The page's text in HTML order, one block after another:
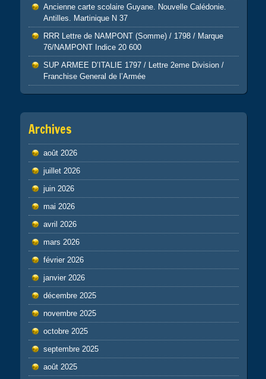
Ancienne carte scolaire Guyane. Nouvelle Calédonie.
Antilles. Martinique N 37
RRR Lettre de NAMPONT (Somme) / 1798 / Marque
76/NAMPONT Indice 20 600
SUP ARMEE D’ITALIE 1797 / Lettre 2eme Division /
Franchise General de l’Armée
Archives
août 2026
juillet 2026
juin 2026
mai 2026
avril 2026
mars 2026
février 2026
janvier 2026
décembre 2025
novembre 2025
octobre 2025
septembre 2025
août 2025